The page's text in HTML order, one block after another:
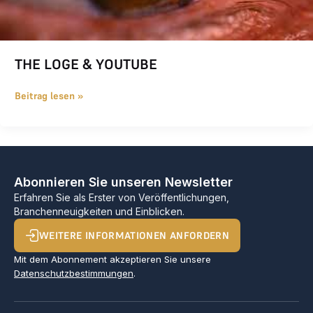
THE LOGE & YOUTUBE
Beitrag lesen »
Abonnieren Sie unseren Newsletter
Erfahren Sie als Erster von Veröffentlichungen,
Branchenneuigkeiten und Einblicken.
WEITERE INFORMATIONEN ANFORDERN
Mit dem Abonnement akzeptieren Sie unsere
Datenschutzbestimmungen.